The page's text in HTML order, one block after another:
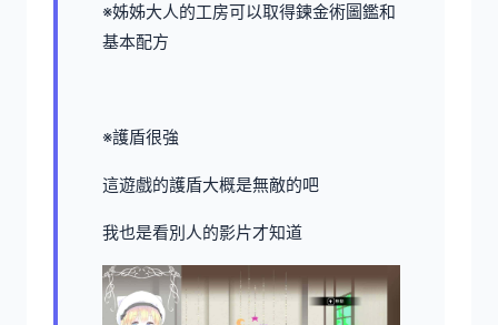
※姊姊大人的工房可以取得鍊金術圖鑑和
基本配方
※護盾很強
這遊戲的護盾大概是無敵的吧
我也是看別人的影片才知道